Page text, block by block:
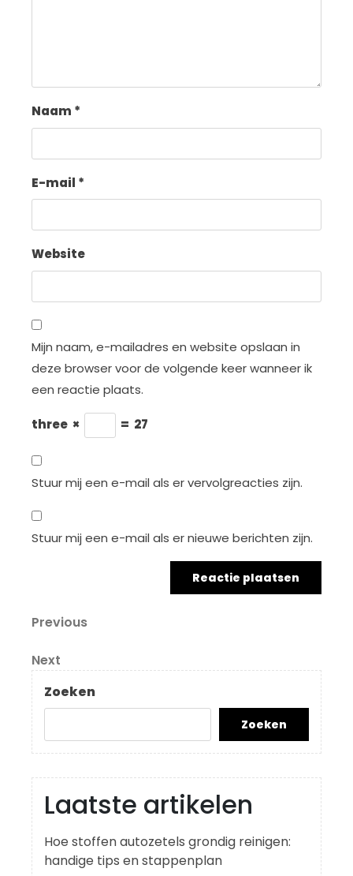
Naam *
E-mail *
Website
Mijn naam, e-mailadres en website opslaan in
deze browser voor de volgende keer wanneer ik
een reactie plaats.
three × = 27
Stuur mij een e-mail als er vervolgreacties zijn.
Stuur mij een e-mail als er nieuwe berichten zijn.
Berichtnavigatie
Previous
Previous
Next
Post
Next
Zoeken
Zoeken
Laatste artikelen
Hoe stoffen autozetels grondig reinigen:
handige tips en stappenplan